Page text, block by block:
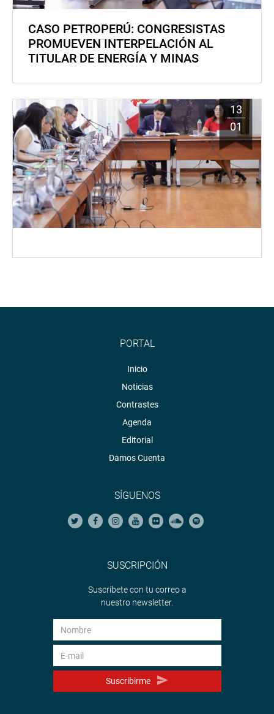
CASO PETROPERÚ: CONGRESISTAS
PROMUEVEN INTERPELACIÓN AL
TITULAR DE ENERGÍA Y MINAS
13
01
PORTAL
Inicio
Noticias
Contrastes
Agenda
Editorial
Damos Cuenta
SÍGUENOS
SUSCRIPCIÓN
Suscríbete con tu correo a
nuestro newsletter.
Suscribirme